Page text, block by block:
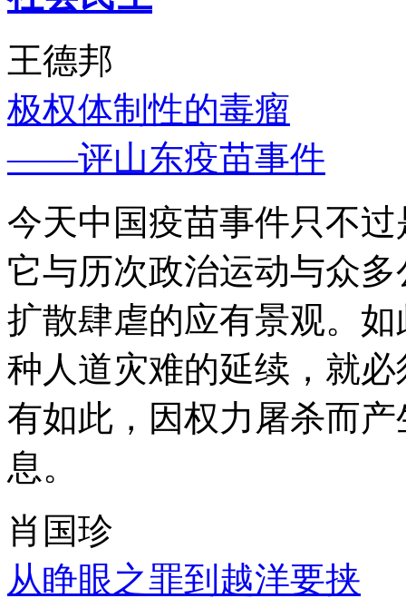
王德邦
极权体制性的毒瘤
——评山东疫苗事件
今天中国疫苗事件只不
它与历次政治运动与众
扩散肆虐的应有景观。
种人道灾难的延续，就
有如此，因权力屠杀而
息。
肖国珍
从睁眼之罪到越洋要挟